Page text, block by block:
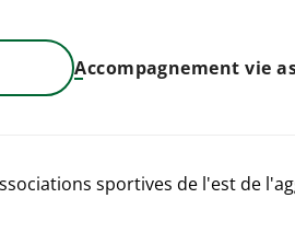
Accompagnement vie
sportives de l'est de